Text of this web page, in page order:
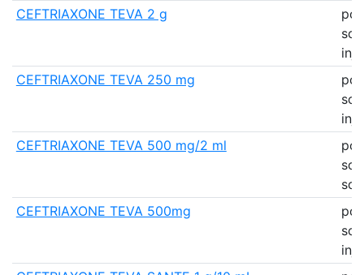
CEFTRIAXONE TEVA 2 g
CEFTRIAXONE TEVA 250 mg
CEFTRIAXONE TEVA 500 mg/2 ml
CEFTRIAXONE TEVA 500mg